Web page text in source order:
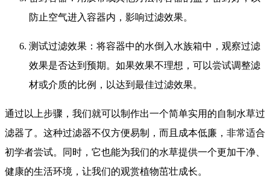
防止空气进入容器内，影响过滤效果。
测试过滤效果：将容器中的水倒入水族箱中，观察过滤
效果是否达到预期。如果效果不理想，可以尝试调整滤
材或介质的比例，以达到最佳过滤效果。
通过以上步骤，我们就可以制作出一个简单实用的自制水草过
滤器了。这种过滤器不仅方便易制，而且成本低廉，非常适合
初学者尝试。同时，它也能为我们的水草提供一个更加干净、
健康的生活环境，让我们的观赏植物茁壮成长。